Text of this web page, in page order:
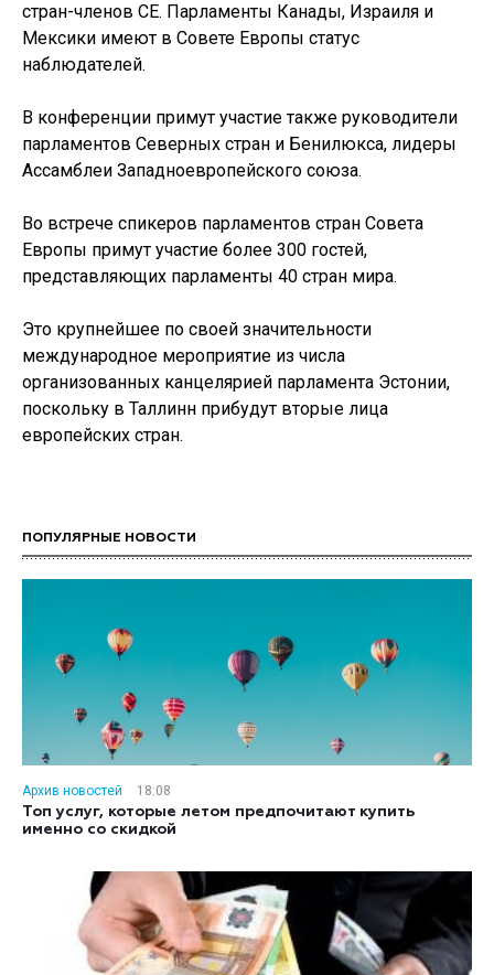
стран-членов СЕ. Парламенты Канады, Израиля и
Мексики имеют в Совете Европы статус
наблюдателей.
В конференции примут участие также руководители
парламентов Северных стран и Бенилюкса, лидеры
Ассамблеи Западноевропейского союза.
Во встрече спикеров парламентов стран Совета
Европы примут участие более 300 гостей,
представляющих парламенты 40 стран мира.
Это крупнейшее по своей значительности
международное мероприятие из числа
организованных канцелярией парламента Эстонии,
поскольку в Таллинн прибудут вторые лица
европейских стран.
ПОПУЛЯРНЫЕ НОВОСТИ
Архив новостей
18:08
Топ услуг, которые летом предпочитают купить
именно со скидкой